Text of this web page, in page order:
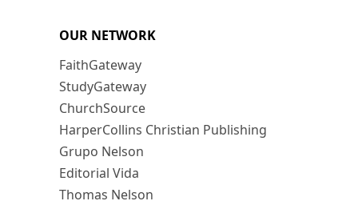
OUR NETWORK
FaithGateway
StudyGateway
ChurchSource
HarperCollins Christian Publishing
Grupo Nelson
Editorial Vida
Thomas Nelson